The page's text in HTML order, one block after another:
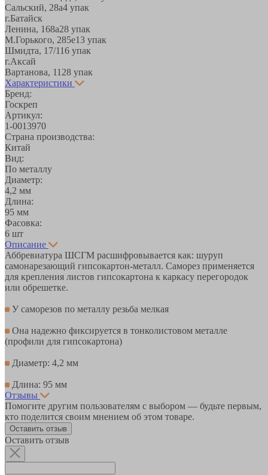
Сальский, 28a4 упак
г.Батайск
Ленина, 168а28 упак
М.Горького, 285е13 упак
Шмидта, 17/116 упак
г.Аксай
Вартанова, 11 28 упак
Характеристики
Бренд:
Госкреп
Артикул:
1-0013970
Страна производства:
Китай
Вид:
По металлу
Диаметр:
4,2 мм
Длина:
95 мм
Фасовка:
6 шт
Описание
Аббревиатура ШСГМ расшифровывается как: шуруп
самонарезающий гипсокартон-металл. Саморез применяется
для крепления листов гипсокартона к каркасу перегородок
или обрешетке.
У саморезов по металлу резьба мелкая
Она надежно фиксируется в тонколистовом металле
(профили для гипсокартона)
Диаметр: 4,2 мм
Длина: 95 мм
Отзывы
Помогите другим пользователям с выбором — будьте первым,
кто поделится своим мнением об этом товаре.
Оставить отзыв
Оставить отзыв